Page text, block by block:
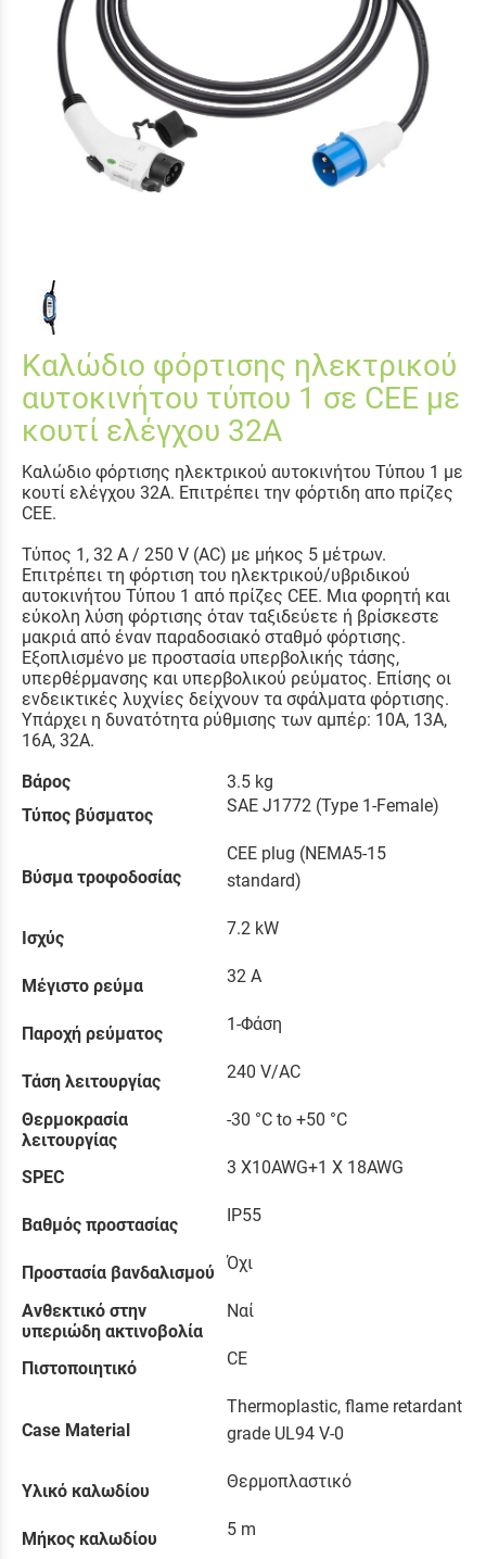
Καλώδιο φόρτισης ηλεκτρικού
αυτοκινήτου τύπου 1 σε CEE με
κουτί ελέγχου 32Α
Καλώδιο φόρτισης ηλεκτρικού αυτοκινήτου Τύπου 1 με
κουτί ελέγχου 32A. Επιτρέπει την φόρτιδη απο πρίζες
CEE.
Τύπος 1, 32 A / 250 V (AC) με μήκος 5 μέτρων.
Επιτρέπει τη φόρτιση του ηλεκτρικού/υβριδικού
αυτοκινήτου Τύπου 1 από πρίζες CEE. Μια φορητή και
εύκολη λύση φόρτισης όταν ταξιδεύετε ή βρίσκεστε
μακριά από έναν παραδοσιακό σταθμό φόρτισης.
Εξοπλισμένο με προστασία υπερβολικής τάσης,
υπερθέρμανσης και υπερβολικού ρεύματος. Επίσης οι
ενδεικτικές λυχνίες δείχνουν τα σφάλματα φόρτισης.
Υπάρχει η δυνατότητα ρύθμισης των αμπέρ: 10Α, 13Α,
16Α, 32Α.
Βάρος
3.5 kg
Τύπος βύσματος
SAE J1772 (Type 1-Female)
Βύσμα τροφοδοσίας
CEE plug (NEMA5-15
standard)
Ισχύς 7.2 kW
Μέγιστο ρεύμα 32 A
Παροχή ρεύματος 1-Φάση
Τάση λειτουργίας 240 V/AC
Θερμοκρασία
λειτουργίας
-30 °C to +50 °C
SPEC 3 X10AWG+1 X 18AWG
Βαθμός προστασίας IP55
Προστασία βανδαλισμού Όχι
Ανθεκτικό στην
υπεριώδη ακτινοβολία
Ναί
Πιστοποιητικό CE
Case Material
Thermoplastic, flame retardant
grade UL94 V-0
Υλικό καλωδίου Θερμοπλαστικό
Μήκος καλωδίου 5 m